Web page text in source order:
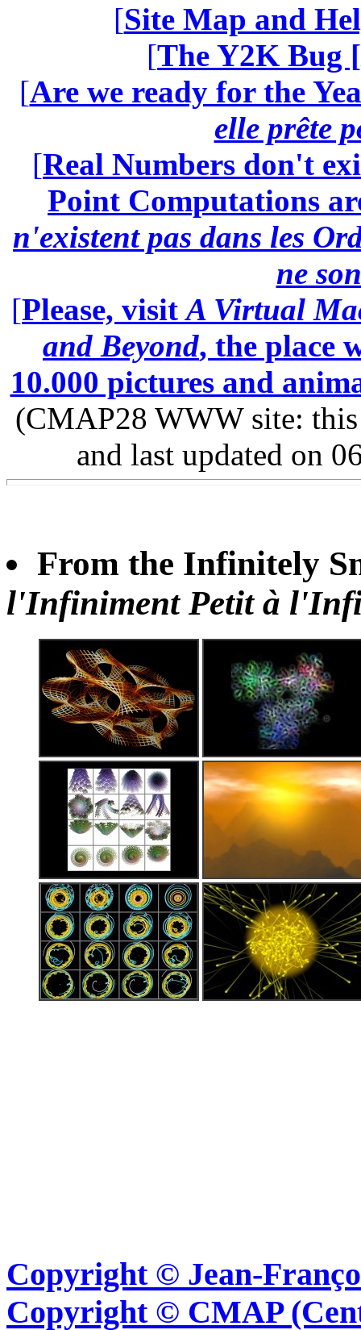
[Site Map and
[The Y2K Bug [
[Are we ready for the
elle prête
[Real Numbers don't
Point Computations
n'existent pas dans les
ne
[Please, visit A Virtual
and Beyond, the place
10.000 pictures and
(CMAP28 WWW site: this
and last updated on
From the Infinitely
l'Infiniment Petit à
Copyright © Jean-
Copyright © CMAP